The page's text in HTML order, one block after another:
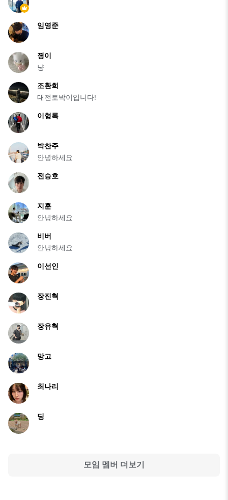
임영준
졍이
냥
조환희
대전토박이입니다!
이형록
박찬주
안녕하세요
전승호
지훈
안녕하세요
비버
안녕하세요
이선인
장진혁
장유혁
망고
최나리
딩
모임 멤버 더보기